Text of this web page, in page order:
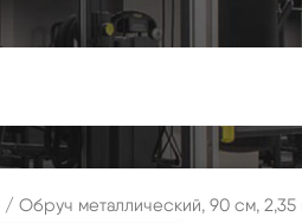
/ Обруч металлический, 90 см, 2,35